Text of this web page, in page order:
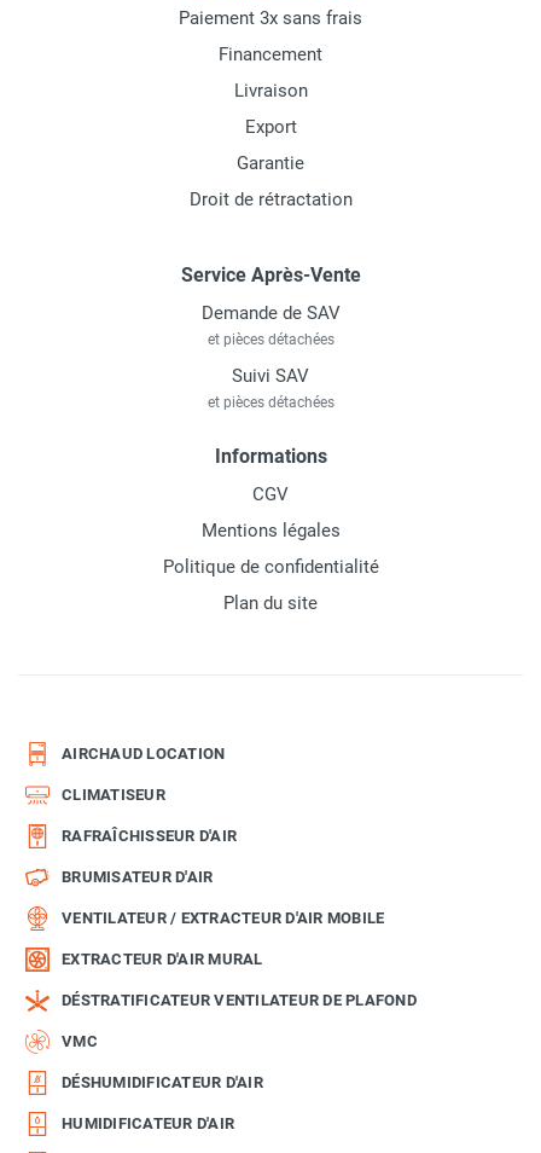
Paiement 3x sans frais
Financement
Livraison
Export
Garantie
Droit de rétractation
Service Après-Vente
Demande de SAV
et pièces détachées
Suivi SAV
et pièces détachées
Informations
CGV
Mentions légales
Politique de confidentialité
Plan du site
AIRCHAUD LOCATION
CLIMATISEUR
RAFRAÎCHISSEUR D'AIR
BRUMISATEUR D'AIR
VENTILATEUR / EXTRACTEUR D'AIR MOBILE
EXTRACTEUR D'AIR MURAL
DÉSTRATIFICATEUR VENTILATEUR DE PLAFOND
VMC
DÉSHUMIDIFICATEUR D'AIR
HUMIDIFICATEUR D'AIR